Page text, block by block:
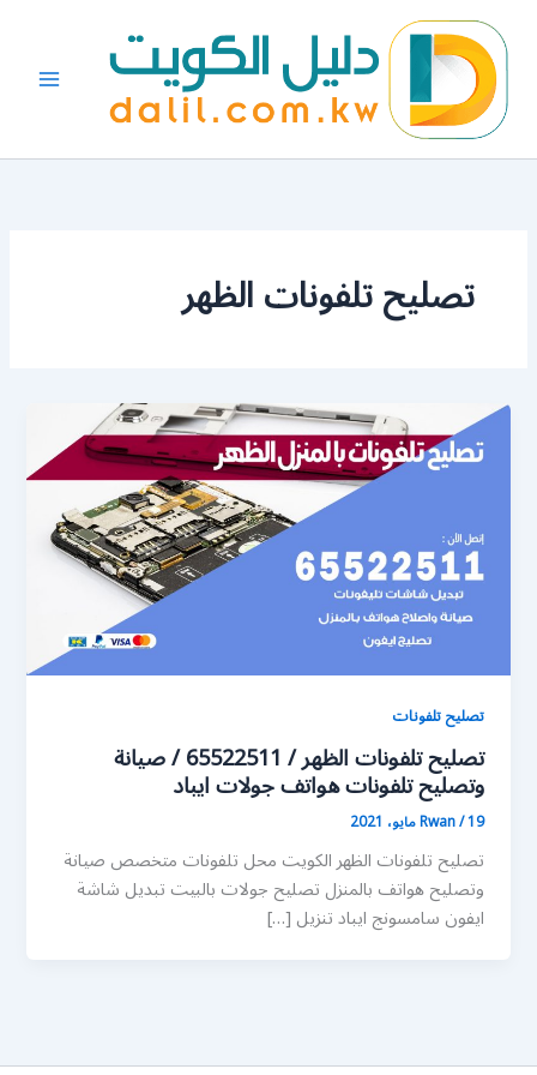
المحتوى
تصليح تلفونات الظهر
تصليح تلفونات
تصليح تلفونات الظهر / 65522511 / صيانة
وتصليح تلفونات هواتف جولات ايباد
Rwan/19 مايو، 2021
تصليح تلفونات الظهر الكويت محل تلفونات متخصص صيانة
وتصليح هواتف بالمنزل تصليح جولات بالبيت تبديل شاشة
ايفون سامسونج ايباد تنزيل […]